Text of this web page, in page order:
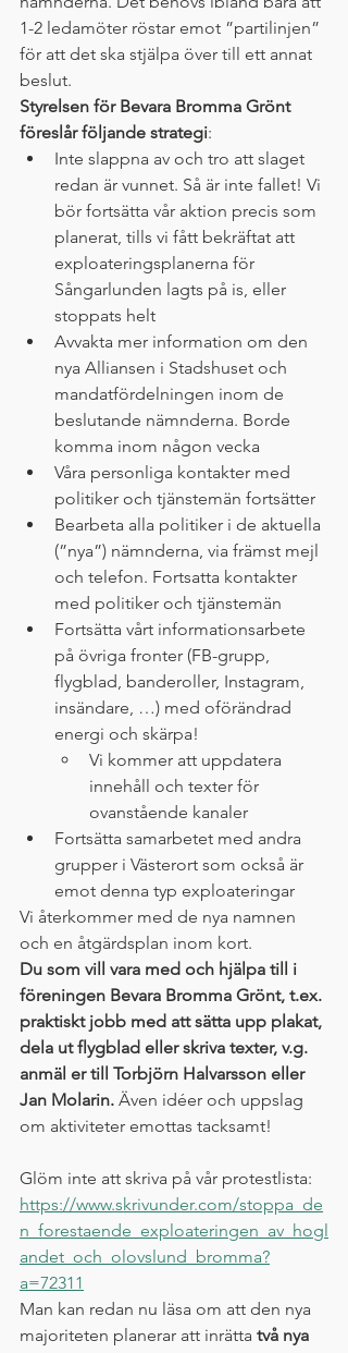
1-2 ledamöter röstar emot ”partilinjen”
för att det ska stjälpa över till ett annat
beslut.
Styrelsen för Bevara Bromma Grönt
föreslår följande strategi:
Inte slappna av och tro att slaget
redan är vunnet. Så är inte fallet! Vi
bör fortsätta vår aktion precis som
planerat, tills vi fått bekräftat att
exploateringsplanerna för
Sångarlunden lagts på is, eller
stoppats helt
Avvakta mer information om den
nya Alliansen i Stadshuset och
mandatfördelningen inom de
beslutande nämnderna. Borde
komma inom någon vecka
Våra personliga kontakter med
politiker och tjänstemän fortsätter
Bearbeta alla politiker i de aktuella
(”nya”) nämnderna, via främst mejl
och telefon. Fortsatta kontakter
med politiker och tjänstemän
Fortsätta vårt informationsarbete
på övriga fronter (FB-grupp,
flygblad, banderoller, Instagram,
insändare, …) med oförändrad
energi och skärpa!
Vi kommer att uppdatera
innehåll och texter för
ovanstående kanaler
Fortsätta samarbetet med andra
grupper i Västerort som också är
emot denna typ exploateringar
Vi återkommer med de nya namnen
och en åtgärdsplan inom kort.
Du som vill vara med och hjälpa till i
föreningen Bevara Bromma Grönt, t.ex.
praktiskt jobb med att sätta upp plakat,
dela ut flygblad eller skriva texter, v.g.
anmäl er till Torbjörn Halvarsson eller
Jan Molarin. Även idéer och uppslag
om aktiviteter emottas tacksamt!
Glöm inte att skriva på vår protestlista:
https://www.skrivunder.com/stoppa_de
n_forestaende_exploateringen_av_hogl
andet_och_olovslund_bromma?
a=72311
Man kan redan nu läsa om att den nya
majoriteten planerar att inrätta två nya